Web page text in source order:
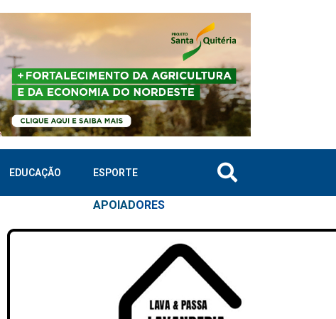
EDUCAÇÃO ESPORTE
APOIADORES